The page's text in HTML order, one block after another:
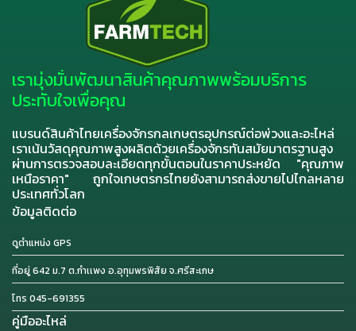
เรามุ่งมั่นพัฒนาสินค้าคุณภาพพร้อมบริการ
ประทับใจเพื่อคุณ
แบรนด์สินค้าไทยเครื่องจักรกลเกษตรอุปกรณ์ต่อพ่วงและอะไหล่
เราเน้นวัสดุคุณภาพสูงผลิตด้วยเครื่องจักรทันสมัยมาตรฐานสูง
ผ่านการตรวจสอบละเอียดทุกขั้นตอนในราคาประหยัด "คุณภาพ
เหนือราคา" ถูกใจเกษตรกรไทยยังสามารถส่งขายไปไกลหลาย
ประเทศทั่วโลก
ข้อมูลติดต่อ
ดูตำแหน่ง GPS
ที่อยู่ 642 ม.7 ต.กำเเพง อ.อุทุมพรพิสัย จ.ศรีสะเกษ
โทร 045-691355
คู่มืออะไหล่